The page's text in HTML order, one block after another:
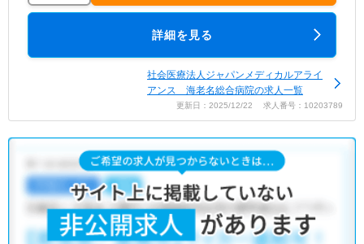
詳細を見る
社会医療法人ジャパンメディカルアライ
アンス 海老名総合病院の求人一覧
更新日：2025/12/22 求人番号：10203789